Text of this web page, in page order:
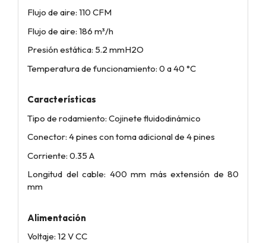
Flujo de aire: 110 CFM
Flujo de aire: 186 m³/h
Presión estática: 5.2 mmH2O
Temperatura de funcionamiento: 0 a 40 °C
Características
Tipo de rodamiento: Cojinete fluidodinámico
Conector: 4 pines con toma adicional de 4 pines
Corriente: 0.35 A
Longitud del cable: 400 mm más extensión de 80
mm
Alimentación
Voltaje: 12 V CC